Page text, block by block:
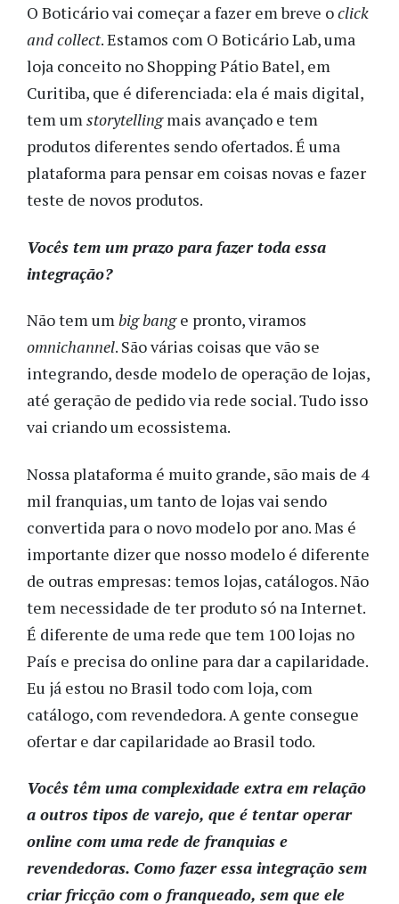
O Boticário vai começar a fazer em breve oclick
and collect. Estamos com O Boticário Lab, uma
loja conceito no Shopping Pátio Batel, em
Curitiba, que é diferenciada: ela é mais digital,
tem umstorytellingmais avançado e tem
produtos diferentes sendo ofertados. É uma
plataforma para pensar em coisas novas e fazer
teste de novos produtos.
Vocês tem um prazo para fazer toda essa
integração?
Não tem umbig bange pronto, viramos
omnichannel. São várias coisas que vão se
integrando, desde modelo de operação de lojas,
até geração de pedido via rede social. Tudo isso
vai criando um ecossistema.
Nossa plataforma é muito grande, são mais de 4
mil franquias, um tanto de lojas vai sendo
convertida para o novo modelo por ano. Mas é
importante dizer que nosso modelo é diferente
de outras empresas: temos lojas, catálogos. Não
tem necessidade de ter produto só na Internet.
É diferente de uma rede que tem 100 lojas no
País e precisa do online para dar a capilaridade.
Eu já estou no Brasil todo com loja, com
catálogo, com revendedora. A gente consegue
ofertar e dar capilaridade ao Brasil todo.
Vocês têm uma complexidade extra em relação
a outros tipos de varejo, que é tentar operar
online com uma rede de franquias e
revendedoras. Como fazer essa integração sem
criar fricção com o franqueado, sem que ele